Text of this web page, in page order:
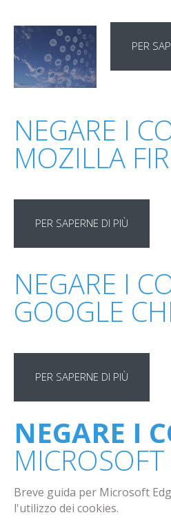
PER
NEGARE I
MOZILLA
PER SAPERNE DI PIÙ
NEGARE I
GOOGLE
PER SAPERNE DI PIÙ
NEGARE I
Breve guida per Microsoft
l'utilizzo dei cookies.